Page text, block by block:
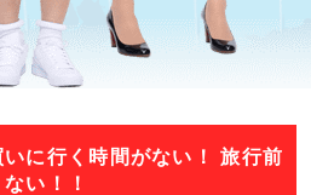
に行く時間がない！旅行前
い！！